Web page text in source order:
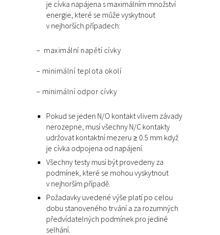
je cívka napájena s maximálním množství
energie, které se může vyskytnout
v nejhorších případech:
– maximální napětí cívky
– minimální teplota okolí
– minimální odpor cívky
Pokud se jeden N/O kontakt vlivem závady
nerozepne, musí všechny N/C kontakty
udržovat kontaktní mezeru ≥ 0.5 mm když
je cívka odpojena od napájení.
Všechny testy musí být provedeny za
podmínek, které se mohou vyskytnout
v nejhorším případě.
Požadavky uvedené výše platí po celou
dobu stanoveného trvání a za rozumných
předvídatelných podmínek pro jediné
selhání.